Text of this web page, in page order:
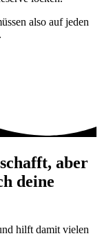
also auf jeden
aber
deine
hilft damit vielen